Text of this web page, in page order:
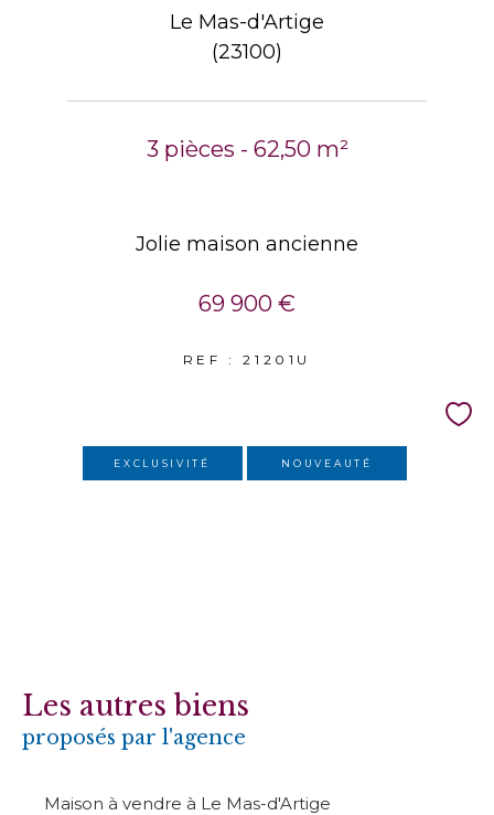
Le Mas-d'Artige
(23100)
3 pièces - 62,50 m²
Jolie maison ancienne
69 900 €
REF : 21201U
EXCLUSIVITÉ NOUVEAUTÉ
Les autres biens
proposés par l'agence
Maison à vendre à Le Mas-d'Artige